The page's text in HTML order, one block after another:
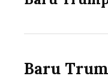
Baru